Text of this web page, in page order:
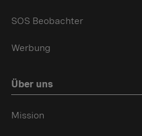
SOS Beobachter
Werbung
Über uns
Mission